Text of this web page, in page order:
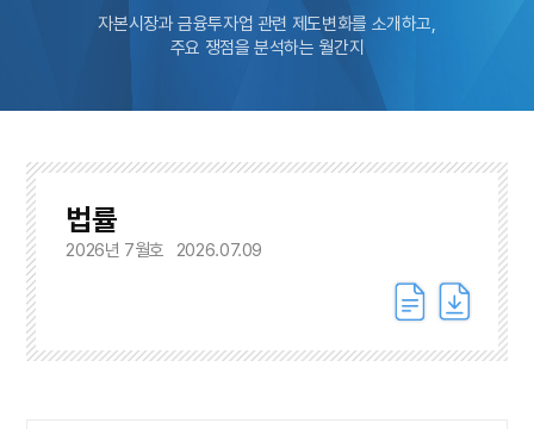
자본시장과 금융투자업 관련 제도변화를 소개하고,
주요 쟁점을 분석하는 월간지
법률
2026년 7월호 2026.07.09